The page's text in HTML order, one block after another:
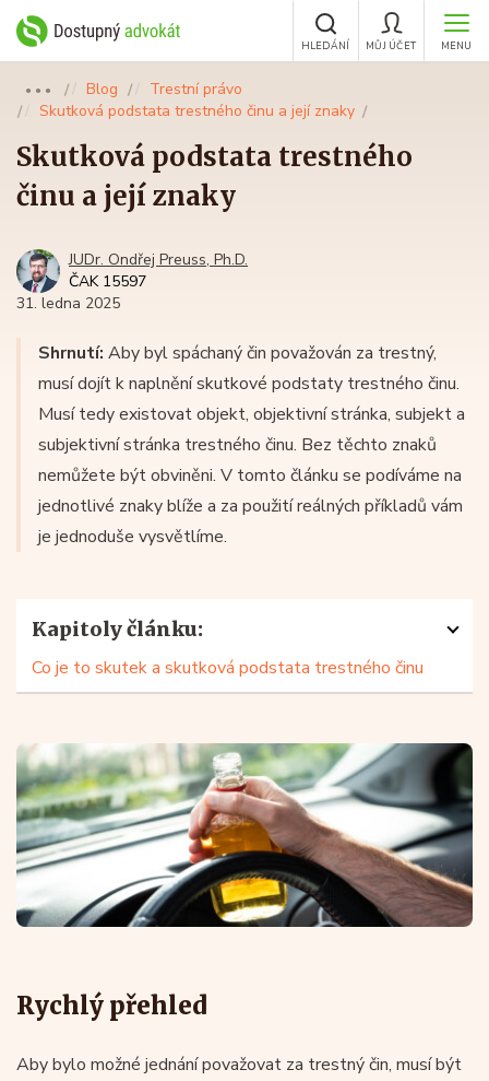
MENU
MŮJ ÚČET
HLEDÁNÍ
●●● Blog
Trestní právo
Skutková podstata trestného činu a její znaky
Skutková podstata trestného
činu a její znaky
JUDr. Ondřej Preuss, Ph.D.
ČAK 15597
31. ledna 2025
Shrnutí: Aby byl spáchaný čin považován za trestný,
musí dojít k naplnění skutkové podstaty trestného činu.
Musí tedy existovat objekt, objektivní stránka, subjekt a
subjektivní stránka trestného činu. Bez těchto znaků
nemůžete být obviněni. V tomto článku se podíváme na
jednotlivé znaky blíže a za použití reálných příkladů vám
je jednoduše vysvětlíme.
Kapitoly článku:
Co je to skutek a skutková podstata trestného činu
Rychlý přehled
Aby bylo možné jednání považovat za trestný čin, musí být